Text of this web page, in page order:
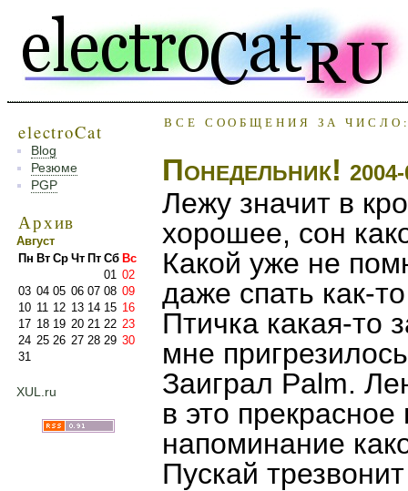
electroCat
Blog
Резюме
PGP
Архив
Август
Пн Вт Ср Чт Пт Сб Вс
01 02
03 04 05 06 07 08 09
10 11 12 13 14 15 16
17 18 19 20 21 22 23
24 25 26 27 28 29 30
31
XUL.ru
ВСЕ СООБЩЕНИЯ ЗА ЧИСЛО:
Понедельник!
Лежу значит в
хорошее, сон
Какой уже не
даже спать как-
Птичка какая-то
мне
Заиграл Palm.
в это
напоминание
Пускай